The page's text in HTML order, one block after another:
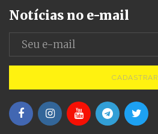
Notícias no e-mail
CADASTRAR